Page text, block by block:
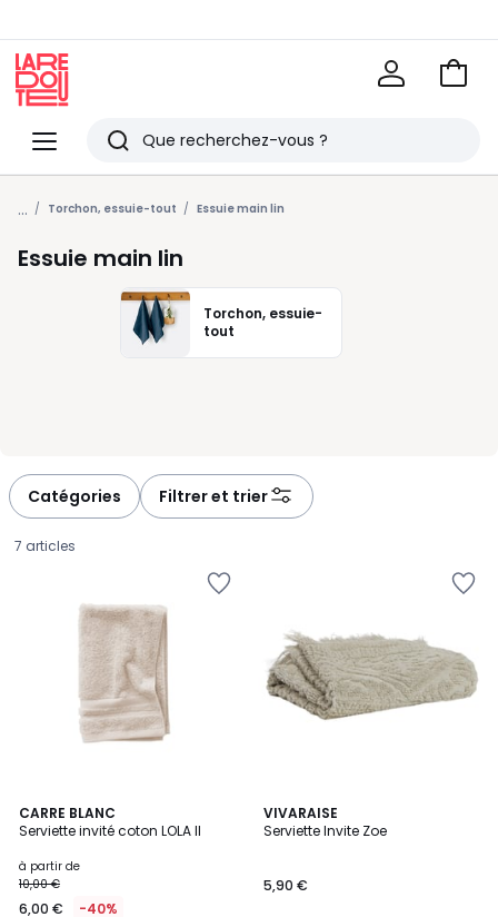
Menu
Redoute
Rechercher
Derniers
articles
vus
Voir
... Torchon, essuie-tout Essuie main lin
Essuie main lin
Torchon, essuie-
tout
Catégories Filtrer et trier
7 articles
CARRE BLANC
Serviette invité coton LOLA II
Prix
à
partir
à partir de
10,00 €
6,00 € -40%
12
Couleurs
VIVARAISE
Serviette Invite Zoe
5,90 €
13
Couleurs